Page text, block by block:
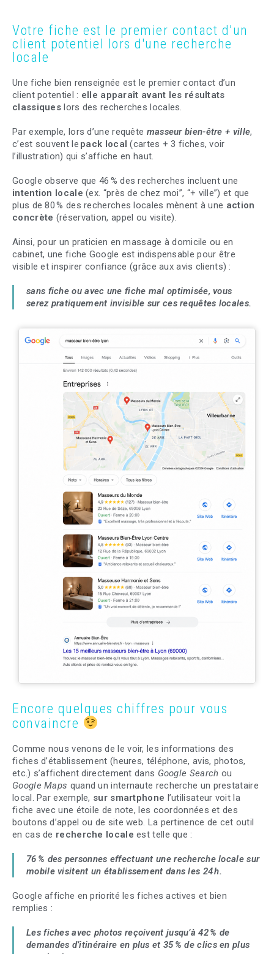
Votre fiche est le premier contact d’un
client potentiel lors d'une recherche
locale
Une fiche bien renseignée est le premier contact d’un
client potentiel : elle apparaît avant les résultats
classiques lors des recherches locales.
Par exemple, lors d’une requête masseur bien-être + ville,
c’est souvent le pack local (cartes + 3 fiches, voir
l’illustration) qui s’affiche en haut.
Google observe que 46 % des recherches incluent une
intention locale (ex. “près de chez moi”, “+ ville”) et que
plus de 80 % des recherches locales mènent à une action
concrète (réservation, appel ou visite).
Ainsi, pour un praticien en massage à domicile ou en
cabinet, une fiche Google est indispensable pour être
visible et inspirer confiance (grâce aux avis clients) :
sans fiche ou avec une fiche mal optimisée, vous
serez pratiquement invisible sur ces requêtes locales.
Encore quelques chiffres pour vous
convaincre
Comme nous venons de le voir, les informations des
fiches d’établissement (heures, téléphone, avis, photos,
etc.) s’affichent directement dans Google Search ou
Google Maps quand un internaute recherche un prestataire
local. Par exemple, sur smartphone l’utilisateur voit la
fiche avec une étoile de note, les coordonnées et des
boutons d’appel ou de site web. La pertinence de cet outil
en cas de recherche locale est telle que :
76 % des personnes effectuant une recherche locale sur
mobile visitent un établissement dans les 24 h.
Google affiche en priorité les fiches actives et bien
remplies :
Les fiches avec photos reçoivent jusqu’à 42 % de
demandes d’itinéraire en plus et 35 % de clics en plus